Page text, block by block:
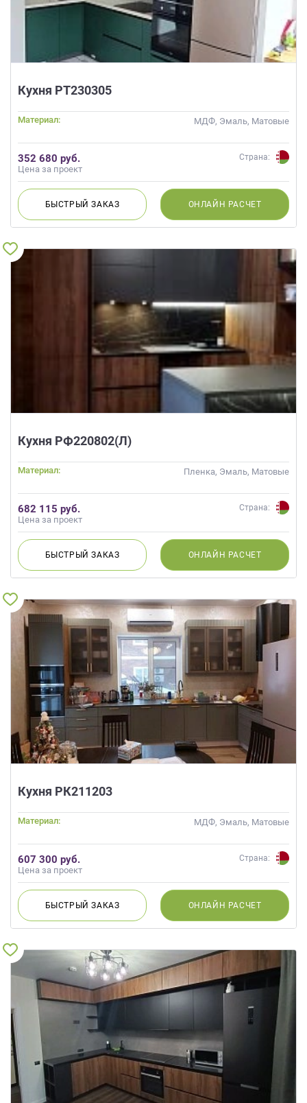
Кухня РТ230305
Материал: МДФ, Эмаль, Матовые
352 680 руб.
Цена за проект
Страна:
БЫСТРЫЙЗАКАЗ ОНЛАЙН РАСЧЕТ
Кухня РФ220802(Л)
Материал: Пленка, Эмаль, Матовые
682 115 руб.
Цена за проект
Страна:
БЫСТРЫЙЗАКАЗ ОНЛАЙН РАСЧЕТ
Кухня РК211203
Материал: МДФ, Эмаль, Матовые
607 300 руб.
Цена за проект
Страна:
БЫСТРЫЙЗАКАЗ ОНЛАЙН РАСЧЕТ